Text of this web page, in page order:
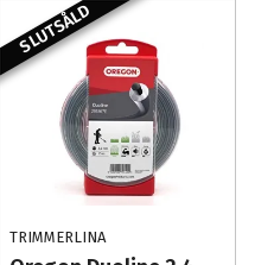
SLUTSÅLD
TRIMMERLINA